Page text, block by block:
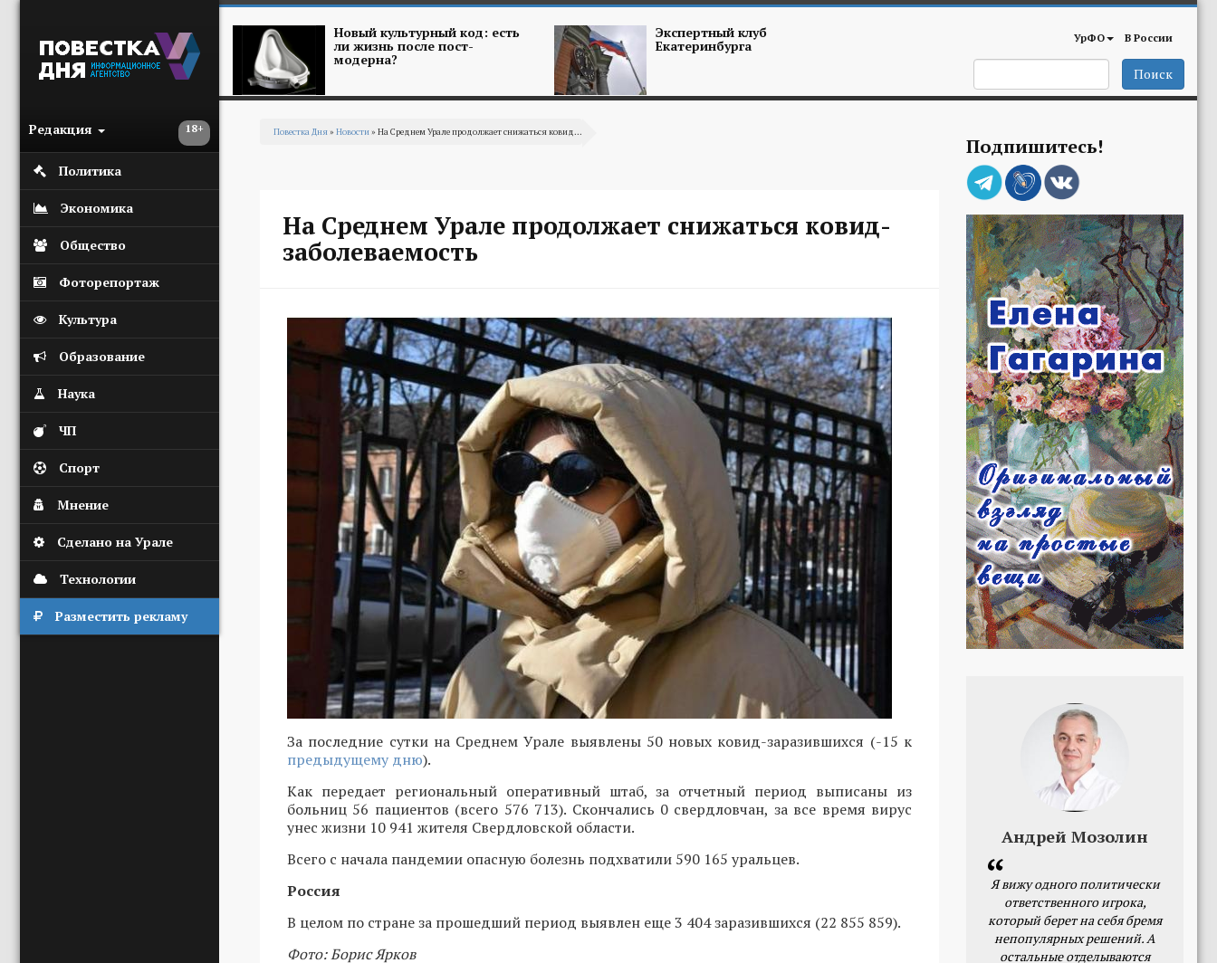
18+
Редакция
Политика
Экономика
Общество
Фоторепортаж
Культура
Образование
Наука
ЧП
Спорт
Мнение
Сделано на Урале
Технологии
Разместить рекламу
Новый культурный код: есть
ли жизнь после пост-
модерна?
Экспертный клуб
Екатеринбурга УрФО В России
Поиск
Повестка Дня» Новости» На Среднем Урале продолжает снижаться ковид...
На Среднем Урале продолжает снижаться ковид-
заболеваемость
За последние сутки на Среднем Урале выявлены 50 новых ковид-заразившихся (-15 к
предыдущему дню).
Как передает региональный оперативный штаб, за отчетный период выписаны из
больниц 56 пациентов (всего 576 713). Скончались 0 свердловчан, за все время вирус
унес жизни 10 941 жителя Свердловской области.
Всего с начала пандемии опасную болезнь подхватили 590 165 уральцев.
Россия
В целом по стране за прошедший период выявлен еще 3 404 заразившихся (22 855 859).
Фото: Борис Ярков
Подпишитесь!
Андрей Мозолин
Я вижу одного политически
ответственного игрока,
который берет на себя бремя
непопулярных решений. А
остальные отделываются